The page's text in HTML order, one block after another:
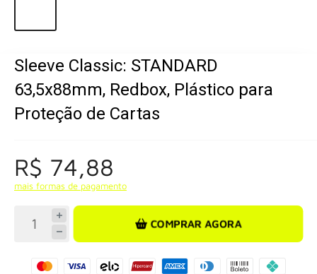
Sleeve Classic: STANDARD
63,5x88mm, Redbox, Plástico para
Proteção de Cartas
R$ 74,88
mais formas de pagamento
COMPRAR AGORA